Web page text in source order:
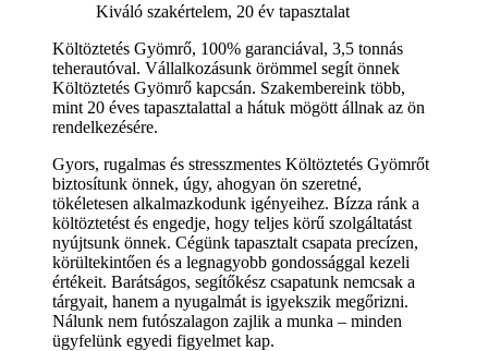
Kiváló szakértelem, 20 év tapasztalat
Költöztetés Gyömrő, 100% garanciával, 3,5 tonnás
teherautóval. Vállalkozásunk örömmel segít önnek
Költöztetés Gyömrő kapcsán. Szakembereink több,
mint 20 éves tapasztalattal a hátuk mögött állnak az ön
rendelkezésére.
Gyors, rugalmas és stresszmentes Költöztetés Gyömrőt
biztosítunk önnek, úgy, ahogyan ön szeretné,
tökéletesen alkalmazkodunk igényeihez. Bízza ránk a
költöztetést és engedje, hogy teljes körű szolgáltatást
nyújtsunk önnek. Cégünk tapasztalt csapata precízen,
körültekintően és a legnagyobb gondossággal kezeli
értékeit. Barátságos, segítőkész csapatunk nemcsak a
tárgyait, hanem a nyugalmát is igyekszik megőrizni.
Nálunk nem futószalagon zajlik a munka – minden
ügyfelünk egyedi figyelmet kap.